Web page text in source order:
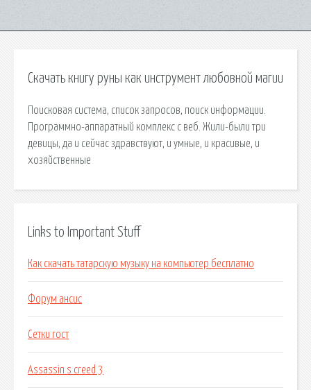
Скачать книгу руны как инструмент любовной магии
Поисковая сиcтема, список запросов, поиск информации.
Программно-аппаратный комплекс с веб. Жили-были три
девицы, да и сейчас здравствуют, и умные, и красивые, и
хозяйственные
Links to Important Stuff
Как скачать татарскую музыку на компьютер бесплатно
Форум ансис
Сетки гост
Assassin s creed 3